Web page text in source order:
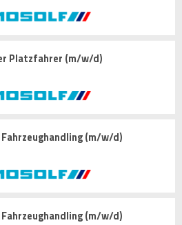
Platzfahrer (m/w/d)
(m/w/d)
(m/w/d)